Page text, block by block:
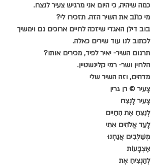
כמה שיהיה, כי היום אני מרגיש צעיר לנצח.
מי כתב את השיר הזה. תזכירו לי?
בוב דילן האגדי שיזכה לחיים ארוכים גם וימשיך
לכתוב לנו עוד שירים כאלה.
תרגום השיר- יאיר לפיד, מכירים אותו?
הלחין ושר- רמי קלינשטיין.
מדהים, וזה השיר שלי
צָעִיר © רן גרין
צָעִיר לָנֶצַח
לְנַצֵּחַ אֶת הַחַיִּים
לָעַד אֱלֹהִים אִתִּי
מְשַׁלְּבִים אֲנַחְנוּ
אֶצְבָּעוֹת
לְהַנְצִיחַ אֶת